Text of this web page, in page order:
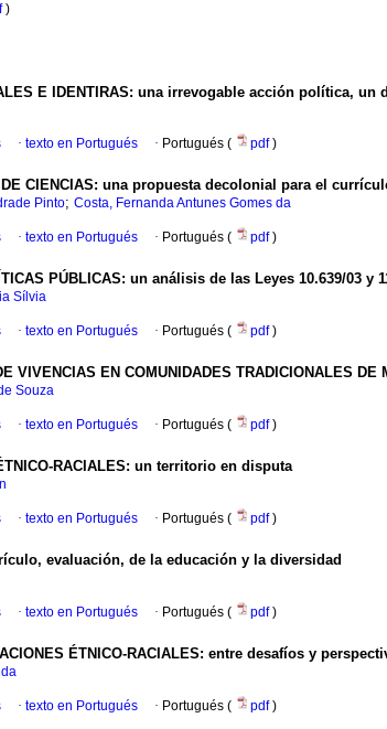
)
E IDENTIRAS: una irrevogable acción política,
· texto en Portugués · Portugués ( pdf)
DE CIENCIAS: una propuesta decolonial para el
Pinto; Costa, Fernanda Antunes Gomes da
· texto en Portugués · Portugués ( pdf)
PÚBLICAS: un análisis de las Leyes 10.639/03 y
Sílvia
· texto en Portugués · Portugués ( pdf)
VIVENCIAS EN COMUNIDADES TRADICIONALES
Souza
· texto en Portugués · Portugués ( pdf)
RACIALES: un territorio en disputa
· texto en Portugués · Portugués ( pdf)
evaluación, de la educación y la diversidad
· texto en Portugués · Portugués ( pdf)
ÉTNICO-RACIALES: entre desafíos y
· texto en Portugués · Portugués ( pdf)